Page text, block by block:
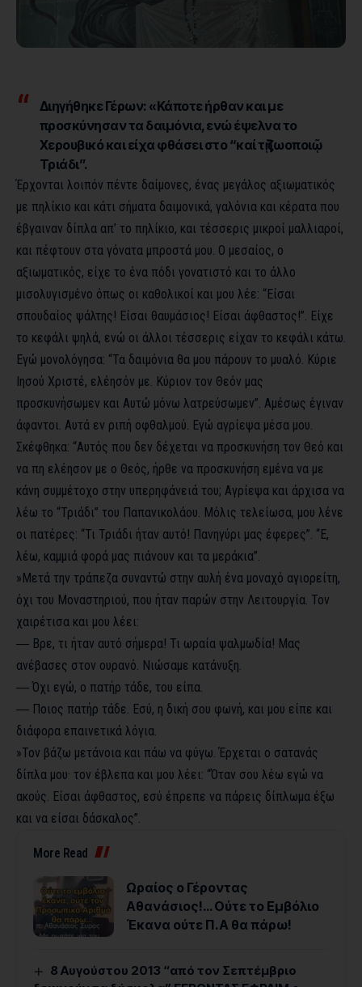
Διηγήθηκε Γέρων: «Κάποτε ήρθαν και με
προσκύνησαν τα δαιμόνια, ενώ έψελνα το
Χερουβικό και είχα φθάσει στο “καί τῇ ζωοποιῷ
Τριάδι”.
Έρχονται λοιπόν πέντε δαίμονες, ένας μεγάλος αξιωματικός
με πηλίκιο και κάτι σήματα δαιμονικά, γαλόνια και κέρατα που
έβγαιναν δίπλα απ’ το πηλίκιο, και τέσσερις μικροί μαλλιαροί,
και πέφτουν στα γόνατα μπροστά μου. Ο μεσαίος, ο
αξιωματικός, είχε το ένα πόδι γονατιστό και το άλλο
μισολυγισμένο όπως οι καθολικοί και μου λέε: “Είσαι
σπουδαίος ψάλτης! Είσαι θαυμάσιος! Είσαι άφθαστος!”. Είχε
το κεφάλι ψηλά, ενώ οι άλλοι τέσσερις είχαν το κεφάλι κάτω.
Εγώ μονολόγησα: “Τα δαιμόνια θα μου πάρουν το μυαλό. Κύριε
Ιησού Χριστέ, ελέησόν με. Κύριον τον Θεόν μας
προσκυνήσωμεν και Αυτώ μόνω λατρεύσωμεν”. Αμέσως έγιναν
άφαντοι. Αυτά εν ριπή οφθαλμού. Εγώ αγρίεψα μέσα μου.
Σκέφθηκα: “Αυτός που δεν δέχεται να προσκυνήση τον Θεό και
να πη ελέησον με ο Θεός, ήρθε να προσκυνήση εμένα να με
κάνη συμμέτοχο στην υπερηφάνειά του; Αγρίεψα και άρχισα να
λέω το “Τριάδι” του Παπανικολάου. Μόλις τελείωσα, μου λένε
οι πατέρες: “Τι Τριάδι ήταν αυτό! Πανηγύρι μας έφερες”. “Ε,
λέω, καμμιά φορά μας πιάνουν και τα μεράκια”.
»Μετά την τράπεζα συναντώ στην αυλή ένα μοναχό αγιορείτη,
όχι του Μοναστηριού, που ήταν παρών στην Λειτουργία. Τον
χαιρέτισα και μου λέει:
― Βρε, τι ήταν αυτό σήμερα! Τι ωραία ψαλμωδία! Μας
ανέβασες στον ουρανό. Νιώσαμε κατάνυξη.
― Όχι εγώ, ο πατήρ τάδε, του είπα.
― Ποιος πατήρ τάδε. Εσύ, η δική σου φωνή, και μου είπε και
διάφορα επαινετικά λόγια.
»Τον βάζω μετάνοια και πάω να φύγω. Έρχεται ο σατανάς
δίπλα μου· τον έβλεπα και μου λέει: “Όταν σου λέω εγώ να
ακούς. Είσαι άφθαστος, εσύ έπρεπε να πάρεις δίπλωμα έξω
και να είσαι δάσκαλος”.
More Read
Ωραίος ο Γέροντας
Αθανάσιος!… Ούτε το Εμβόλιο
Έκανα ούτε Π.Α θα πάρω!
8 Αυγούστου 2013 “από τον Σεπτέμβριο